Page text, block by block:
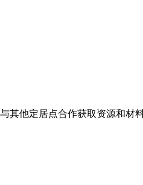
其他定居点合作获取资源和材